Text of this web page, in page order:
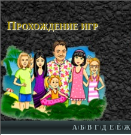
Прохождение игр
А Б В Г Д Е Ё Ж